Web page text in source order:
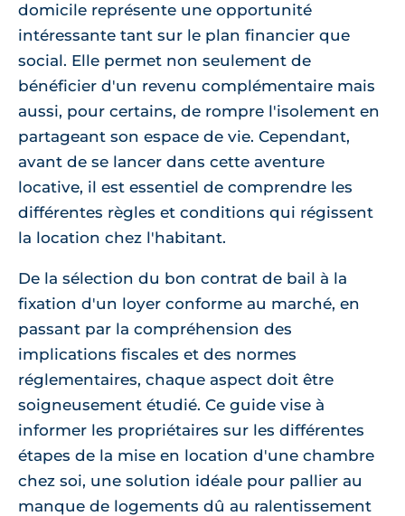
domicile représente une opportunité
intéressante tant sur le plan financier que
social. Elle permet non seulement de
bénéficier d'un revenu complémentaire mais
aussi, pour certains, de rompre l'isolement en
partageant son espace de vie. Cependant,
avant de se lancer dans cette aventure
locative, il est essentiel de comprendre les
différentes règles et conditions qui régissent
la location chez l'habitant.
De la sélection du bon contrat de bail à la
fixation d'un loyer conforme au marché, en
passant par la compréhension des
implications fiscales et des normes
réglementaires, chaque aspect doit être
soigneusement étudié. Ce guide vise à
informer les propriétaires sur les différentes
étapes de la mise en location d'une chambre
chez soi, une solution idéale pour pallier au
manque de logements dû au ralentissement